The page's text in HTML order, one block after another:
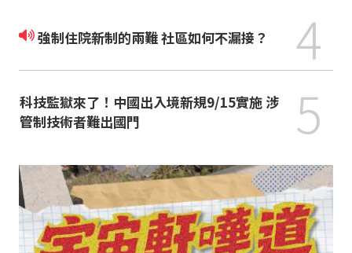
強制住院新制的兩難 社區如何不漏接？ 4
科技監獄來了！中國出入境新規9/15實施 涉
管制技術者難出國門
5